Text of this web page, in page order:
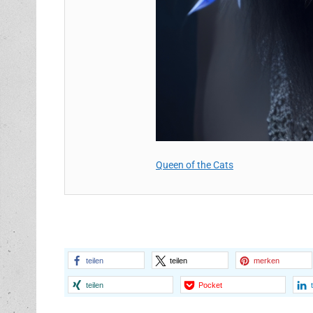
Queen of the Cats
teilen teilen merken
teilen Pocket